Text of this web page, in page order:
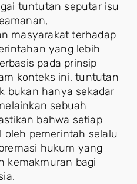
tuntutan seputar isu
masyarakat terhadap
yang lebih
pada prinsip
konteks ini, tuntutan
bukan hanya sekadar
sebuah
bahwa setiap
oleh pemerintah selalu
hukum yang
kemakmuran bagi